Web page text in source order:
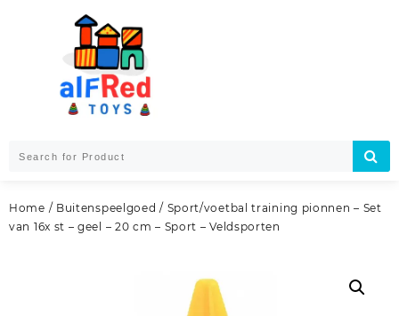
Home / Buitenspeelgoed / Sport/voetbal training pionnen – Set
van 16x st – geel – 20 cm – Sport – Veldsporten